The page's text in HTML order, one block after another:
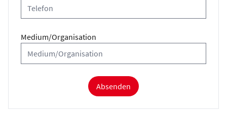
Medium/Organisation
Absenden